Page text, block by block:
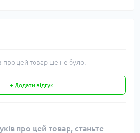
про цей товар ще не було.
+ Додати відгук
про цей товар, станьте